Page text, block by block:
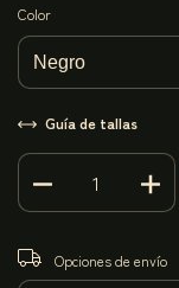
Color
Guía de tallas
Entregas para el CP:
Opciones de envío